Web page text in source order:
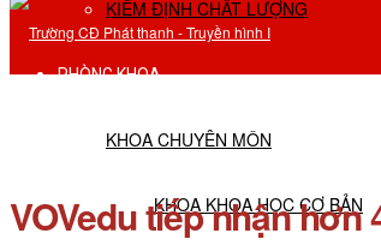
KIỂM ĐỊNH CHẤT LƯỢNG
PHÒNG KHOA
KHOA CHUYÊN MÔN
KHOA KHOA HỌC CƠ BẢN
VOVedu tiếp nhận